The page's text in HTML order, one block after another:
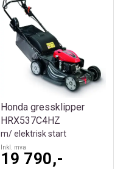
Honda gressklipper
HRX537C4HZ
m/ elektrisk start
Inkl. mva
19 790,-